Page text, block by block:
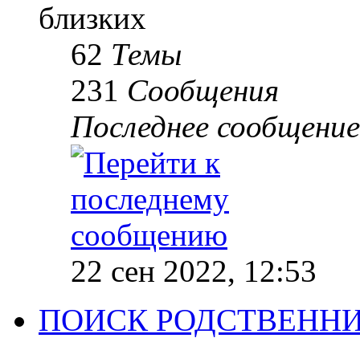
близких
62 Темы
231 Сообщения
Последнее сообщение
22 сен 2022, 12:53
ПОИСК